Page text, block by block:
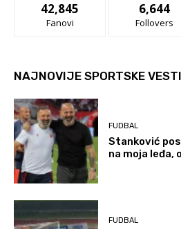
42,845
Fanovi
6,644
Follovers
NAJNOVIJE SPORTSKE VESTI
FUDBAL
Stanković
na moja leđa,
FUDBAL